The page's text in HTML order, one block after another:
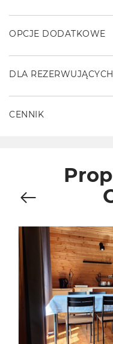
OPCJE DODATKOWE
DLA REZERWUJĄCYCH
CENNIK